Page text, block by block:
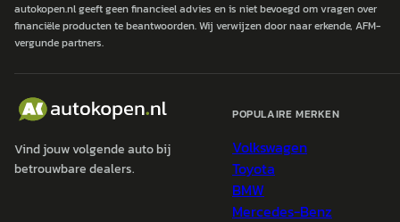
autokopen.nl geeft geen financieel advies en is niet bevoegd om vragen over
financiële producten te beantwoorden. Wij verwijzen door naar erkende, AFM-
vergunde partners.
Vind jouw volgende auto bij
betrouwbare dealers.
POPULAIRE MERKEN
Volkswagen
Toyota
BMW
Mercedes-Benz